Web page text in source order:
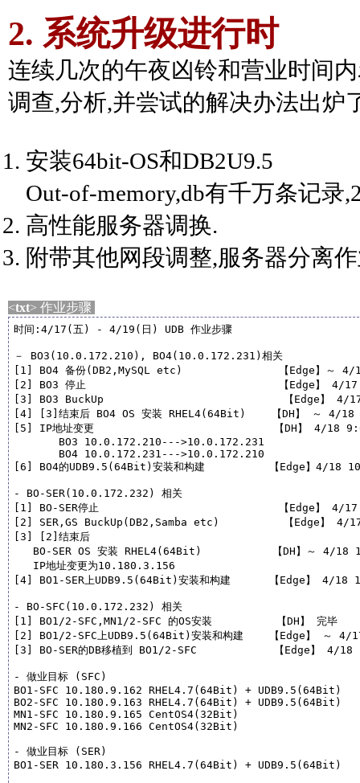
2. 系统升级进行时
连续几次的午夜凶铃和营业时间
调查,分析,并尝试的解决办法出炉
安装64bit-OS和DB2U9.5
Out-of-memory,db有千万条记录
高性能服务器调换.
附带其他网段调整,服务器分离
<txt> 作业步骤
时间:4/17(五) - 4/19(日) UDB 作业步骤
－ BO3(10.0.172.210), BO4(10.0.172.231)相关
[1] BO4 备份(DB2,MySQL etc)               【Edge】～ 4/
[2] BO3 停止                              【Edge】 4/17
[3] BO3 BuckUp                            【Edge】 4/17
[4] [3]结束后 BO4 OS 安装 RHEL4(64Bit)    【DH】 ～ 4/18
[5] IP地址变更                            【DH】 4/18
       BO3 10.0.172.210--->10.0.172.231
       BO4 10.0.172.231--->10.0.172.210
[6] BO4的UDB9.5(64Bit)安装和构建          【Edge】4/18
- BO-SER(10.0.172.232) 相关
[1] BO-SER停止                            【Edge】 4/17
[2] SER,GS BuckUp(DB2,Samba etc)          【Edge】 4/
[3] [2]结束后
BO-SER OS 安装 RHEL4(64Bit)           【DH】～ 4/18
   IP地址变更为10.180.3.156
[4] BO1-SER上UDB9.5(64Bit)安装和构建      【Edge】 4/18
- BO-SFC(10.0.172.232) 相关
[1] BO1/2-SFC,MN1/2-SFC 的OS安装          【DH】 完毕
[2] BO1/2-SFC上UDB9.5(64Bit)安装和构建    【Edge】 ～ 4/
[3] BO-SER的DB移植到 BO1/2-SFC            【Edge】 4/18
- 做业目标 (SFC)
BO1-SFC 10.180.9.162 RHEL4.7(64Bit) + UDB9.5(64Bit)
BO2-SFC 10.180.9.163 RHEL4.7(64Bit) + UDB9.5(64Bit)
MN1-SFC 10.180.9.165 CentOS4(32Bit)
MN2-SFC 10.180.9.166 CentOS4(32Bit)
- 做业目标 (SER)
BO1-SER 10.180.3.156 RHEL4.7(64Bit) + UDB9.5(64Bit)